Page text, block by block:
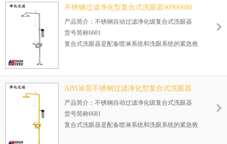
这些客户正在用这款产品：山东海化集团，四川化
工控股(集团）有限责任公司旭阳煤化工集团 宝丰能
源 天津大沽化工股份 恒源石油化
不锈钢过滤净化型复合式洗眼器90906680
产品简介：不锈钢自动过滤净化级复合式洗眼器
货号简称6681
复合式洗眼器是配备喷淋系统和洗眼系统的紧急救
使用复合式洗眼器的洗眼系统进行冲洗。复合式洗
眼器广泛适用于石油、化工、电力、电子和港口等
行业存在着化学物质的工作场所使用。
ABS涂层不锈钢过滤净化型复合式洗眼器
90906681
产品简介：不锈钢自动过滤净化级复合式洗眼器
货号简称6681
复合式洗眼器是配备喷淋系统和洗眼系统的紧急救